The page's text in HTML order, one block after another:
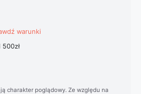
warunki
charakter poglądowy. Ze względu na